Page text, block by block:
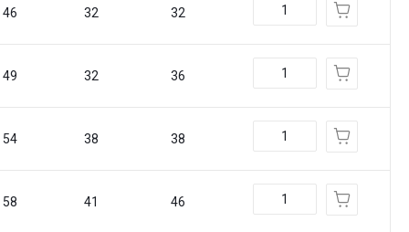
46 32 32
49 32 36
54 38 38
58 41 46